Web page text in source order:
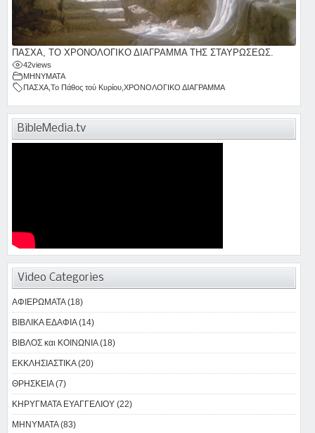
ΠΑΣΧΑ, ΤΟ ΧΡΟΝΟΛΟΓΙΚΟ ΔΙΑΓΡΑΜΜΑ ΤΗΣ ΣΤΑΥΡΩΣΕΩΣ.
42views
ΜΗΝΥΜΑΤΑ
ΠΑΣΧΑ,Το Πάθος τού Κυρίου,ΧΡΟΝΟΛΟΓΙΚΟ ΔΙΑΓΡΑΜΜΑ
BibleMedia.tv
Video Categories
ΑΦΙΕΡΩΜΑΤΑ (18)
ΒΙΒΛΙΚΑ ΕΔΑΦΙΑ (14)
ΒΙΒΛΟΣ και ΚΟΙΝΩΝΙΑ (18)
ΕΚΚΛΗΣΙΑΣΤΙΚΑ (20)
ΘΡΗΣΚΕΙΑ (7)
ΚΗΡΥΓΜΑΤΑ ΕΥΑΓΓΕΛΙΟΥ (22)
ΜΗΝΥΜΑΤΑ (83)